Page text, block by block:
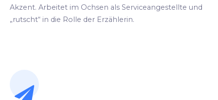
Akzent. Arbeitet im Ochsen als Serviceangestellte und
„rutscht“ in die Rolle der Erzählerin.